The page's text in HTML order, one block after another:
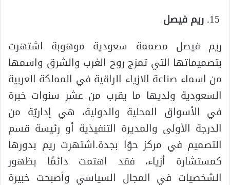
ريم فيصل
ريم فيصل مصممة سعودية موهوبة اشتهرت
بتصميماتها التي تمزج روح الغرب والشرق واسمها
من اسماء صناعة الازياء الراقية في المملكة العربية
السعودية ولديها ما يقرب من عشر سنوات خبرة
في الأسواق المحلية والدولية، هي إداريّة من
الدرجة الأولى والمديرة التنفيذية أو رئيسة قسم
التصميم في مركز حوّا بجدة.اشتهرت ريم بدورها
كمستشارة أزياء، فقد اهتمت دائمًا بظهور
الشخصيات في المجال السياسي وأصبحت خبيرة